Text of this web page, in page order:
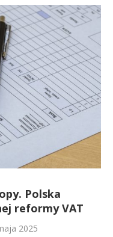
Polska
reformy VAT
2025